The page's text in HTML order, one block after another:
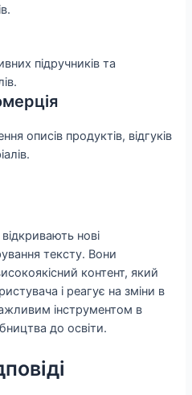
підручників та
описів продуктів, відгуків
нові
тексту. Вони
контент, який
і реагує на зміни в
інструментом в
до освіти.